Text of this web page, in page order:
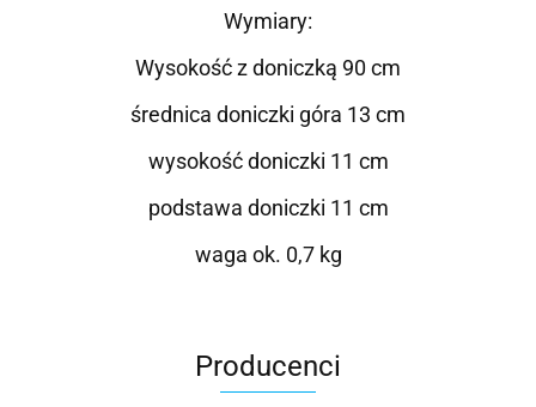
Wymiary:
Wysokość z doniczką 90 cm
średnica doniczki góra 13 cm
wysokość doniczki 11 cm
podstawa doniczki 11 cm
waga ok. 0,7 kg
Producenci